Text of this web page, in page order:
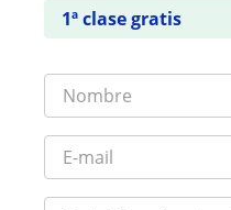
1ª clase gratis